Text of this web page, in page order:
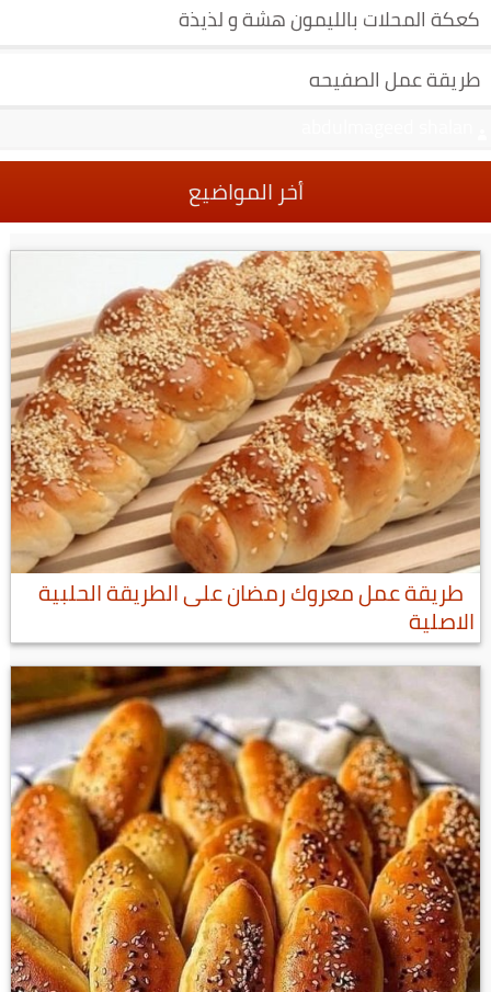
كعكة المحلات بالليمون هشة و لذيذة
طريقة عمل الصفيحه
أخر المواضيع
طريقة عمل معروك رمضان على الطريقة الحلبية
الاصلية